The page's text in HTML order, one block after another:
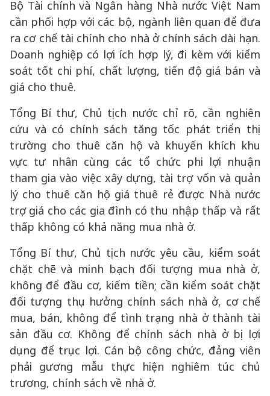
Bộ Tài chính và Ngân hàng Nhà nước Việt Nam
cần phối hợp với các bộ, ngành liên quan để đưa
ra cơ chế tài chính cho nhà ở chính sách dài hạn.
Doanh nghiệp có lợi ích hợp lý, đi kèm với kiểm
soát tốt chi phí, chất lượng, tiến độ giá bán và
giá cho thuê.
Tổng Bí thư, Chủ tịch nước chỉ rõ, cần nghiên
cứu và có chính sách tăng tốc phát triển thị
trường cho thuê căn hộ và khuyến khích khu
vực tư nhân cùng các tổ chức phi lợi nhuận
tham gia vào việc xây dựng, tài trợ vốn và quản
lý cho thuê căn hộ giá thuê rẻ được Nhà nước
trợ giá cho các gia đình có thu nhập thấp và rất
thấp không có khả năng mua nhà ở.
Tổng Bí thư, Chủ tịch nước yêu cầu, kiểm soát
chặt chẽ và minh bạch đối tượng mua nhà ở,
không để đầu cơ, kiếm tiền; cần kiểm soát chặt
đối tượng thụ hưởng chính sách nhà ở, cơ chế
mua, bán, không để tình trạng nhà ở thành tài
sản đầu cơ. Không để chính sách nhà ở bị lợi
dụng để trục lợi. Cán bộ công chức, đảng viên
phải gương mẫu thực hiện nghiêm túc chủ
trương, chính sách về nhà ở.